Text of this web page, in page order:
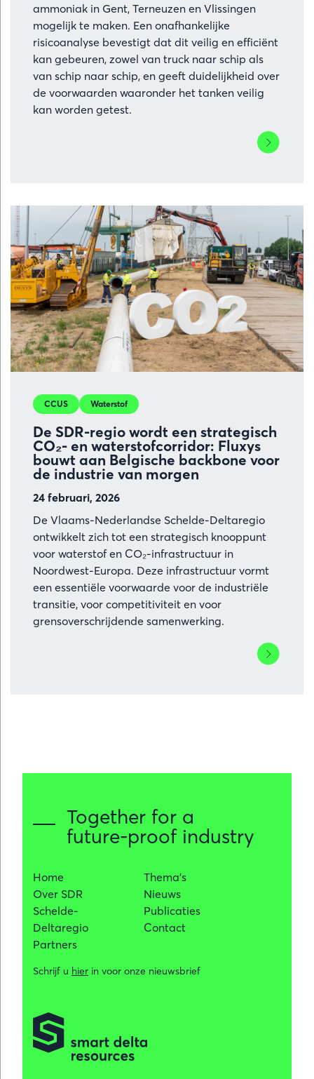
ammoniak in Gent, Terneuzen en Vlissingen
mogelijk te maken. Een onafhankelijke
risicoanalyse bevestigt dat dit veilig en efficiënt
kan gebeuren, zowel van truck naar schip als
van schip naar schip, en geeft duidelijkheid over
de voorwaarden waaronder het tanken veilig
kan worden getest.
Lees
meer
Sea
bereidt
haven
voor
op
kansen
voor
nieuwe
De SDR-regio wordt een strategisch
CO₂- en waterstofcorridor: Fluxys
bouwt aan Belgische backbone voor
de industrie van morgen
24 februari, 2026
CCUS Waterstof
De Vlaams-Nederlandse Schelde-Deltaregio
ontwikkelt zich tot een strategisch knooppunt
voor waterstof en CO₂-infrastructuur in
Noordwest-Europa. Deze infrastructuur vormt
een essentiële voorwaarde voor de industriële
transitie, voor competitiviteit en voor
grensoverschrijdende samenwerking.
Lees
meer
Together for a
future-proof industry
Home
Over SDR
Schelde-
Deltaregio
Partners
Thema's
Nieuws
Publicaties
Contact
Schrijf u hier in voor onze nieuwsbrief